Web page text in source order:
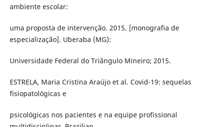
ambiente escolar:
uma proposta de intervenção. 2015. [monografia de
especialização]. Uberaba (MG):
Universidade Federal do Triângulo Mineiro; 2015.
ESTRELA, Maria Cristina Araújo et al. Covid-19: sequelas
fisiopatológicas e
psicológicas nos pacientes e na equipe profissional